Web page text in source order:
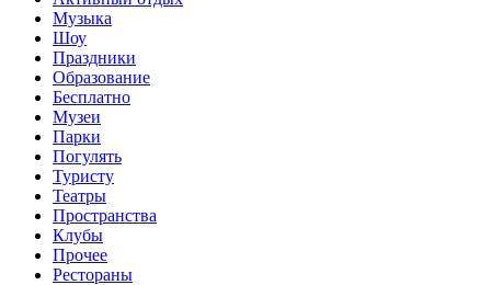
Музыка
Шоу
Праздники
Образование
Бесплатно
Музеи
Парки
Погулять
Туристу
Театры
Пространства
Клубы
Прочее
Рестораны